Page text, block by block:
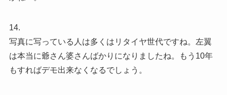
14.
写真に写っている人は多くはリタイヤ世代ですね。左翼
は本当に爺さん婆さんばかりになりましたね。もう10年
もすればデモ出来なくなるでしょう。